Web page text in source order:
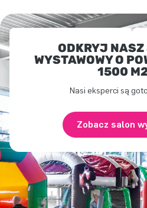
ODKRYJ NASZ
WYSTAWOWY O
1500
Nasi eksperci są
Zobacz salon